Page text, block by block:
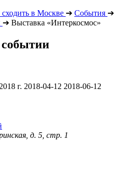
в Москве ➔ События ➔
➔ Выставка «Интеркосмос»
г. 2018-04-12 2018-06-12
д. 5, стр. 1